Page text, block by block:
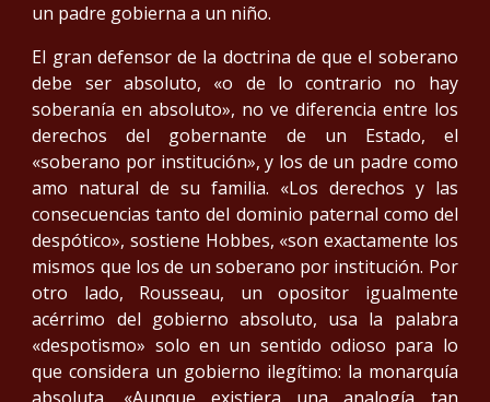
un padre gobierna a un niño.
El gran defensor de la doctrina de que el soberano
debe ser absoluto, «o de lo contrario no hay
soberanía en absoluto», no ve diferencia entre los
derechos del gobernante de un Estado, el
«soberano por institución», y los de un padre como
amo natural de su familia. «Los derechos y las
consecuencias tanto del dominio paternal como del
despótico», sostiene Hobbes, «son exactamente los
mismos que los de un soberano por institución. Por
otro lado, Rousseau, un opositor igualmente
acérrimo del gobierno absoluto, usa la palabra
«despotismo» solo en un sentido odioso para lo
que considera un gobierno ilegítimo: la monarquía